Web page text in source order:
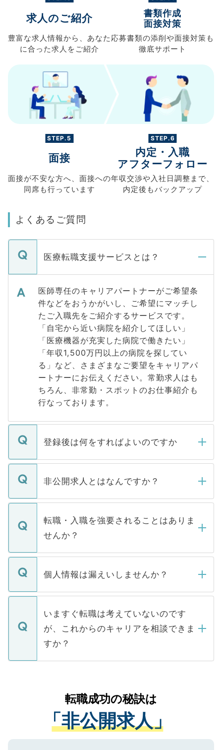
求人のご紹介
豊富な求人情報から、 あなた
に合った求人を ご紹介
書類作成
面接対策
応募書類の添削や面接対策も
徹底サポート
STEP.5
面接
面接が不安な方へ、 面接への
同席も行っています
STEP.6
内定・入職
アフターフォロー
年収交渉や 入社日調整まで、
内定後もバックアップ
よくあるご質問
医療転職支援サービスとは？
医師専任のキャリアパートナーがご希望条
件などをおうかがいし、ご希望にマッチし
たご入職先をご紹介するサービスです。
「自宅から近い病院を紹介してほしい」
「医療機器が充実した病院で働きたい」
「年収1,500万円以上の病院を探してい
る」など、さまざまなご要望をキャリアパ
ートナーにお伝えください。常勤求人はも
ちろん、非常勤・スポットのお仕事紹介も
行なっております。
登録後は何をすればよいのですか
ご登録いただきましたら、弊社担当者がご
登録内容を確認し、その後メールもしくは
ます。通常、5営業日以内にはご連絡をせて
いただきますので、しばらくお待ちくださ
い。
非公開求人とはなんですか？
マイナビDOCTORで取り扱っている求人の
うち約3割は、Webサイトからご覧いただ
けない「非公開求人」です。非公開求人は
下記の理由によって、一般には公開してい
ません。
■応募殺到を避けるため 人気のある医療機
関を公にしてしまうと、応募が殺到する場
に、医療機関が求める条件に合った人材の
みを人材紹介会社に依頼するケースが増え
ています。
転職・入職を強要されることはありま
せんか？
転職・入職を強要することは一切ありませ
ん。また、仮に応募先から内定をいただい
定を承諾する必要はありません。内定先へ
の辞退の連絡はキャリアパートナーが行い
ますので、ご安心ください。
個人情報は漏えいしませんか？
個人情報が漏えいすることはありませんの
で、ご安心ください。当サイトからの登録
などで収集したご登録者様の個人情報は、
ご本人のキャリアアップおよび転職活動の
支援を目的に使用いたします。お預かりし
ているすべての個人データはご本人の許可
は、個人情報の取り扱いについての厳密な
管理基準を満たした事業者のみに付与され
る、プライバシーマークを取得済みです。
ご登録いただいた個人情報は、SSL（デー
いますぐ転職は考えていないのです
が、これからのキャリアを相談できま
すか？
かがいして、現在の医療機関の状況や紹介
経験をまじえながら、適切なアドバイスを
させていただきます。すぐにご転職をされ
ない方には、長期的なサポートが可能です
ので、まずはご登録ください。
転職成功の秘訣は
「非公開求人」